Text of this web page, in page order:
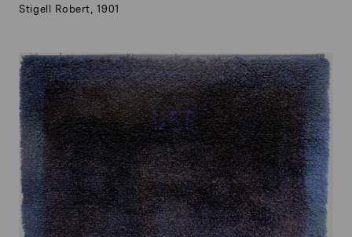
Stigell Robert, 1901